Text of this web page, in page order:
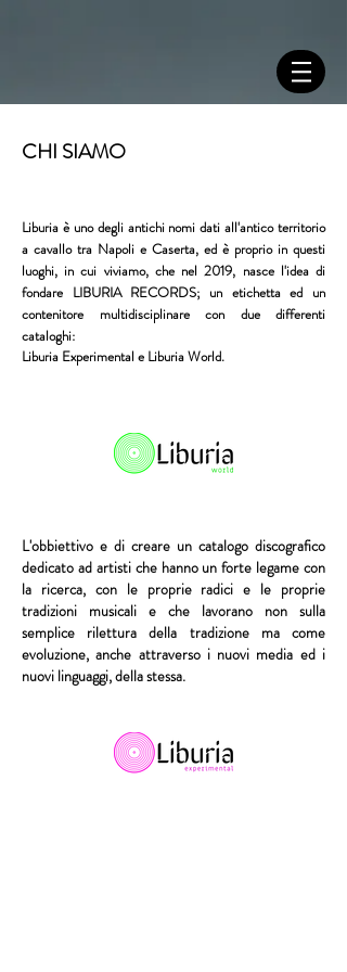
CHI SIAMO
Liburia è uno degli antichi nomi dati all'antico territorio
a cavallo tra Napoli e Caserta, ed è proprio in questi
luoghi, in cui viviamo, che nel 2019, nasce l'idea di
fondare LIBURIA RECORDS; un etichetta ed un
contenitore multidisciplinare con due differenti
cataloghi:
Liburia Experimental e Liburia World.
L'obbiettivo e di creare un catalogo discografico
dedicato ad artisti che hanno un forte legame con
la ricerca, con le proprie radici e le proprie
tradizioni musicali e che lavorano non sulla
semplice rilettura della tradizione ma come
evoluzione, anche attraverso i nuovi media ed i
nuovi linguaggi, della stessa.